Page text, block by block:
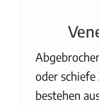
oder schiefe
bestehen